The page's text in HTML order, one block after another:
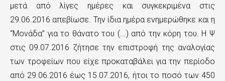
μετά από λίγες ημέρες και συγκεκριμένα στις
29.06.2016 απεβίωσε. Την ίδια ημέρα ενημερώθηκε και η
“Μονάδα” για το θάνατο του (...) από την κόρη του. Η Ψ
στις 09.07.2016 ζήτησε την επιστροφή της αναλογίας
των τροφείων που είχε προκαταβάλει για την περίοδο
από 29.06.2016 έως 15.07.2016, ήτοι το ποσό των 450